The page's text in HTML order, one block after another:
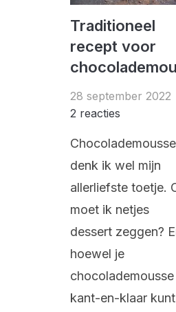
Traditioneel
recept voor
28 september 2022
2 reacties
denk ik wel mijn
allerliefste toetje.
moet ik netjes
dessert zeggen?
hoewel je
chocolademousse
kant-en-klaar kunt